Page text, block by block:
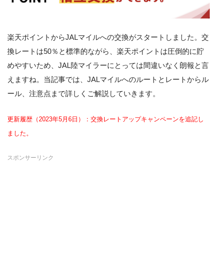
楽天ポイントからJALマイルへの交換がスタートしました。交
換レートは50％と標準的ながら、楽天ポイントは圧倒的に貯
めやすいため、JAL陸マイラーにとっては間違いなく朗報と言
えますね。当記事では、JALマイルへのルートとレートからル
ール、注意点まで詳しくご解説していきます。
更新履歴（2023年5月6日）：交換レートアップキャンペーンを追記し
ました。
スポンサーリンク